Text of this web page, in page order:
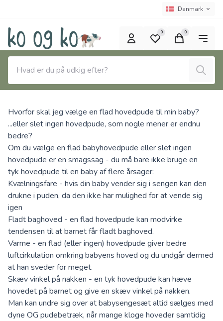
Sprogvælger
Nuværende
Danmark
Søg
0 0
Hvorfor skal jeg vælge en flad hovedpude til min baby?
...eller slet ingen hovedpude, som nogle mener er endnu
bedre?
Om du vælge en flad babyhovedpude eller slet ingen
hovedpude er en smagssag - du må bare ikke bruge en
tyk hovedpude til en baby af flere årsager:
Kvælningsfare - hvis din baby vender sig i sengen kan den
drukne i puden, da den ikke har mulighed for at vende sig
igen
Fladt baghoved - en flad hovedpude kan modvirke
tendensen til at barnet får fladt baghoved.
Varme - en flad (eller ingen) hovedpude giver bedre
luftcirkulation omkring babyens hoved og du undgår dermed
at han sveder for meget.
Skæv vinkel på nakken - en tyk hovedpude kan hæve
hovedet på barnet og give en skæv vinkel på nakken.
Man kan undre sig over at babysengesæt altid sælges med
dyne OG pudebetræk, når mange kloge hoveder samtidig